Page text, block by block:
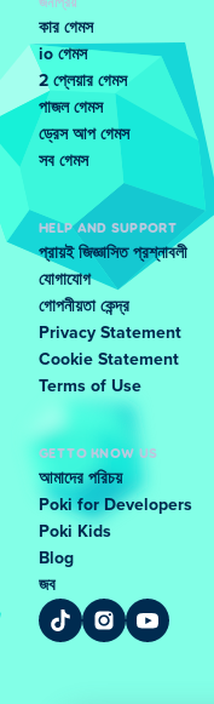
কার গেমস
io গেমস
2 প্লেয়ার গেমস
পাজল গেমস
ড্রেস আপ গেমস
সব গেমস
HELP AND SUPPORT
প্রায়ই জিজ্ঞাসিত প্রশ্নাবলী
যোগাযোগ
গোপনীয়তা কেন্দ্র
Privacy Statement
Cookie Statement
Terms of Use
GET TO KNOW US
আমাদের পরিচয়
Poki for Developers
Poki Kids
Blog
জব